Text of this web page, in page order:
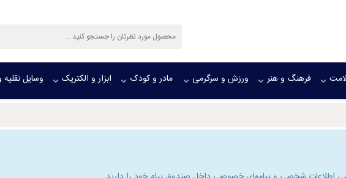
فرهنگ و هنر ورزش و سرگرمی مادر و کودک ابزار و الکتریک وسایل نقلیه